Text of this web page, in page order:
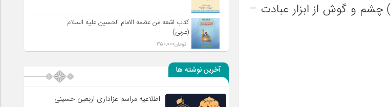
شب های ماه مبارک رمضان – شرح خطبه متقین:شماره (6) چشم و گوش از ابزار عبادت –
کتاب اشعه من عظمه الامام الحسین علیه السلام
(عربی)
تومان350,000
آخرین نوشته ها
اطلاعیه مراسم عزاداری اربعین حسینی